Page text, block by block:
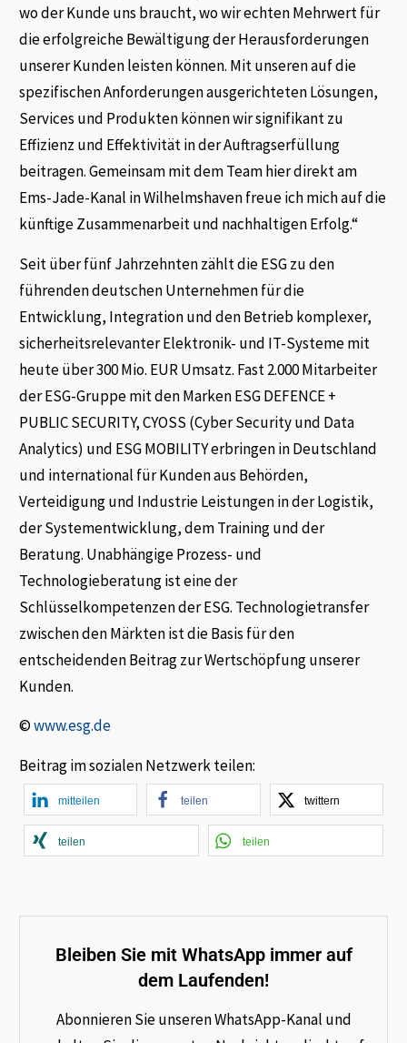
wo der Kunde uns braucht, wo wir echten Mehrwert für
die erfolgreiche Bewältigung der Herausforderungen
unserer Kunden leisten können. Mit unseren auf die
spezifischen Anforderungen ausgerichteten Lösungen,
Services und Produkten können wir signifikant zu
Effizienz und Effektivität in der Auftragserfüllung
beitragen. Gemeinsam mit dem Team hier direkt am
Ems-Jade-Kanal in Wilhelmshaven freue ich mich auf die
künftige Zusammenarbeit und nachhaltigen Erfolg.“
Seit über fünf Jahrzehnten zählt die ESG zu den
führenden deutschen Unternehmen für die
Entwicklung, Integration und den Betrieb komplexer,
sicherheitsrelevanter Elektronik- und IT-Systeme mit
heute über 300 Mio. EUR Umsatz. Fast 2.000 Mitarbeiter
der ESG-Gruppe mit den Marken ESG DEFENCE +
PUBLIC SECURITY, CYOSS (Cyber Security und Data
Analytics) und ESG MOBILITY erbringen in Deutschland
und international für Kunden aus Behörden,
Verteidigung und Industrie Leistungen in der Logistik,
der Systementwicklung, dem Training und der
Beratung. Unabhängige Prozess- und
Technologieberatung ist eine der
Schlüsselkompetenzen der ESG. Technologietransfer
zwischen den Märkten ist die Basis für den
entscheidenden Beitrag zur Wertschöpfung unserer
Kunden.
©www.esg.de
Beitrag im sozialen Netzwerk teilen:
mitteilen teilen twittern
teilen teilen
Bleiben Sie mit WhatsApp immer auf
dem Laufenden!
Abonnieren Sie unseren WhatsApp-Kanal und